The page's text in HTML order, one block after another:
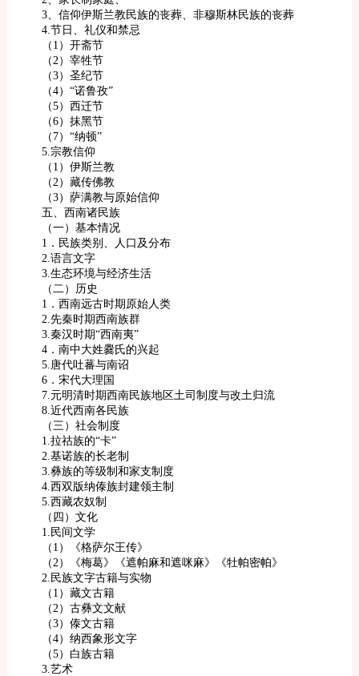
3、信仰伊斯兰教民族的丧葬、非穆斯林民族的丧葬
4.节日、礼仪和禁忌
（1）开斋节
（2）宰牲节
（3）圣纪节
（4）“诺鲁孜”
（5）西迁节
（6）抹黑节
（7）“纳顿”
5.宗教信仰
（1）伊斯兰教
（2）藏传佛教
（3）萨满教与原始信仰
五、西南诸民族
（一）基本情况
1．民族类别、人口及分布
2.语言文字
3.生态环境与经济生活
（二）历史
1．西南远古时期原始人类
2.先秦时期西南族群
3.秦汉时期“西南夷”
4．南中大姓爨氏的兴起
5.唐代吐蕃与南诏
6．宋代大理国
7.元明清时期西南民族地区土司制度与改土归流
8.近代西南各民族
（三）社会制度
1.拉祜族的“卡”
2.基诺族的长老制
3.彝族的等级制和家支制度
4.西双版纳傣族封建领主制
5.西藏农奴制
（四）文化
1.民间文学
（1）《格萨尔王传》
（2）《梅葛》《遮帕麻和遮咪麻》《牡帕密帕》
2.民族文字古籍与实物
（1）藏文古籍
（2）古彝文文献
（3）傣文古籍
（4）纳西象形文字
（5）白族古籍
3.艺术